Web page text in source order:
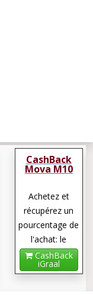
CashBack
Mova M10
Achetez et
récupérez un
pourcentage de
l'achat: le
cashback !
CashBack
iGraal